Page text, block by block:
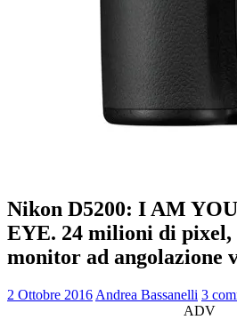
Nikon D5200: I AM
EYE. 24 milioni di
monitor ad angolazione
2 Ottobre 2016 Andrea Bassanelli 3
ADV